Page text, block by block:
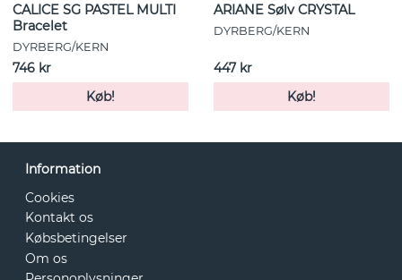
CALICE SG PASTEL MULTI
Bracelet
DYRBERG/KERN
746 kr
Køb!
ARIANE Sølv CRYSTAL
DYRBERG/KERN
447 kr
Køb!
Information
Cookies
Kontakt os
Købsbetingelser
Om os